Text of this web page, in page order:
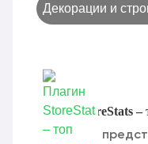
Декорации и
Плагин StoreStats
StoreStats